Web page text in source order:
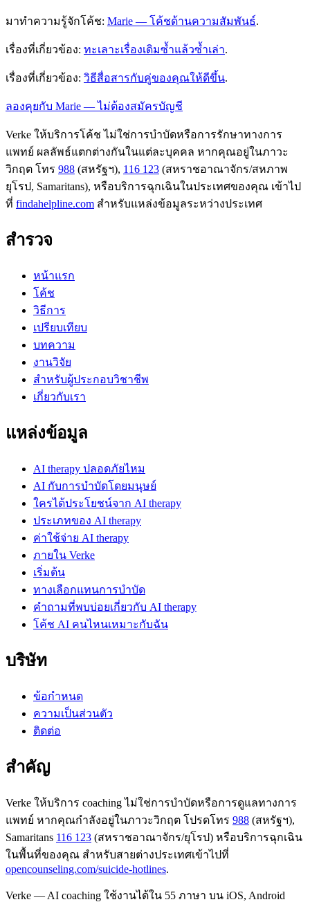
มาทำความรู้จักโค้ช: Marie — โค้ชด้านความสัมพันธ์.
เรื่องที่เกี่ยวข้อง: ทะเลาะเรื่องเดิมซ้ำแล้วซ้ำเล่า.
เรื่องที่เกี่ยวข้อง: วิธีสื่อสารกับคู่ของคุณให้ดีขึ้น.
ลองคุยกับ Marie — ไม่ต้องสมัครบัญชี
Verke ให้บริการโค้ช ไม่ใช่การบำบัดหรือการรักษาทางการ
แพทย์ ผลลัพธ์แตกต่างกันในแต่ละบุคคล หากคุณอยู่ในภาวะ
วิกฤต โทร 988 (สหรัฐฯ), 116 123 (สหราชอาณาจักร/สหภาพ
ยุโรป, Samaritans), หรือบริการฉุกเฉินในประเทศของคุณ เข้าไป
ที่ findahelpline.com สำหรับแหล่งข้อมูลระหว่างประเทศ
สำรวจ
หน้าแรก
โค้ช
วิธีการ
เปรียบเทียบ
บทความ
งานวิจัย
สำหรับผู้ประกอบวิชาชีพ
เกี่ยวกับเรา
แหล่งข้อมูล
AI therapy ปลอดภัยไหม
AI กับการบำบัดโดยมนุษย์
ใครได้ประโยชน์จาก AI therapy
ประเภทของ AI therapy
ค่าใช้จ่าย AI therapy
ภายใน Verke
เริ่มต้น
ทางเลือกแทนการบำบัด
คำถามที่พบบ่อยเกี่ยวกับ AI therapy
โค้ช AI คนไหนเหมาะกับฉัน
บริษัท
ข้อกำหนด
ความเป็นส่วนตัว
ติดต่อ
สำคัญ
Verke ให้บริการ coaching ไม่ใช่การบำบัดหรือการดูแลทางการ
แพทย์ หากคุณกำลังอยู่ในภาวะวิกฤต โปรดโทร 988 (สหรัฐฯ),
Samaritans 116 123 (สหราชอาณาจักร/ยุโรป) หรือบริการฉุกเฉิน
ในพื้นที่ของคุณ สำหรับสายต่างประเทศเข้าไปที่
opencounseling.com/suicide-hotlines.
Verke — AI coaching ใช้งานได้ใน 55 ภาษา บน iOS, Android